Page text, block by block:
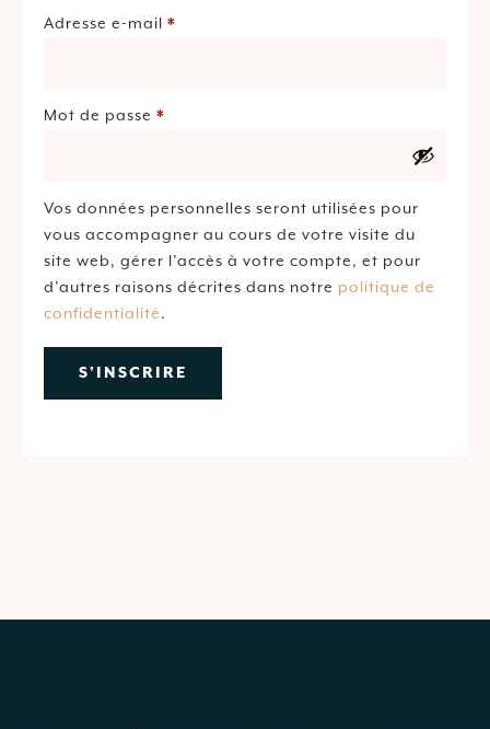
Adresse e-mail *
Mot de passe *
Vos données personnelles seront utilisées pour
vous accompagner au cours de votre visite du
site web, gérer l’accès à votre compte, et pour
d’autres raisons décrites dans notre politique de
confidentialité.
S’INSCRIRE